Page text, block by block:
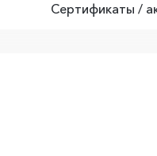
Сертификаты /